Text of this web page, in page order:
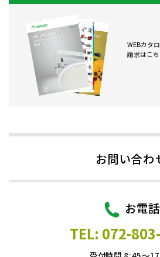
WEBカタ
請求はこ
お問い合わ
お電話
TEL: 072-